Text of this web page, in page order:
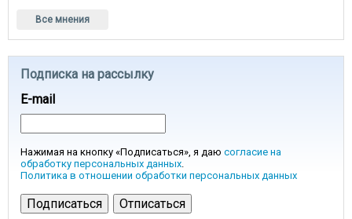
Все мнения
Подписка на рассылку
E-mail
Нажимая на кнопку «Подписаться», я даю согласие на
обработку персональных данных.
Политика в отношении обработки персональных данных